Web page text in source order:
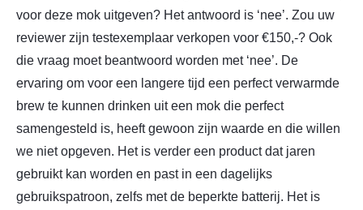
voor deze mok uitgeven? Het antwoord is ‘nee’. Zou uw
reviewer zijn testexemplaar verkopen voor €150,-? Ook
die vraag moet beantwoord worden met ‘nee’. De
ervaring om voor een langere tijd een perfect verwarmde
brew te kunnen drinken uit een mok die perfect
samengesteld is, heeft gewoon zijn waarde en die willen
we niet opgeven. Het is verder een product dat jaren
gebruikt kan worden en past in een dagelijks
gebruikspatroon, zelfs met de beperkte batterij. Het is